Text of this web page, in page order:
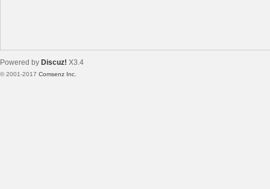
Powered by Discuz! X3.4
© 2001-2017 Comsenz Inc.